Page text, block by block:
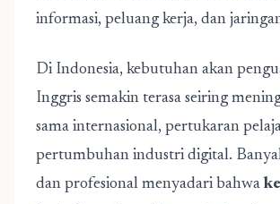
informasi, peluang kerja, dan
Di Indonesia, kebutuhan akan
Inggris semakin terasa seiring
sama internasional, pertukaran
pertumbuhan industri digital.
dan profesional menyadari bahwa